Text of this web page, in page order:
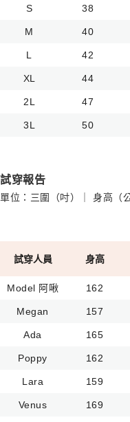
S 38
M 40
L 42
XL 44
2L 47
3L 50
試穿報告
單位：三圍（吋）｜ 身高（
試穿人員 身高
Model 阿啾 162
Megan 157
Ada 165
Poppy 162
Lara 159
Venus 169